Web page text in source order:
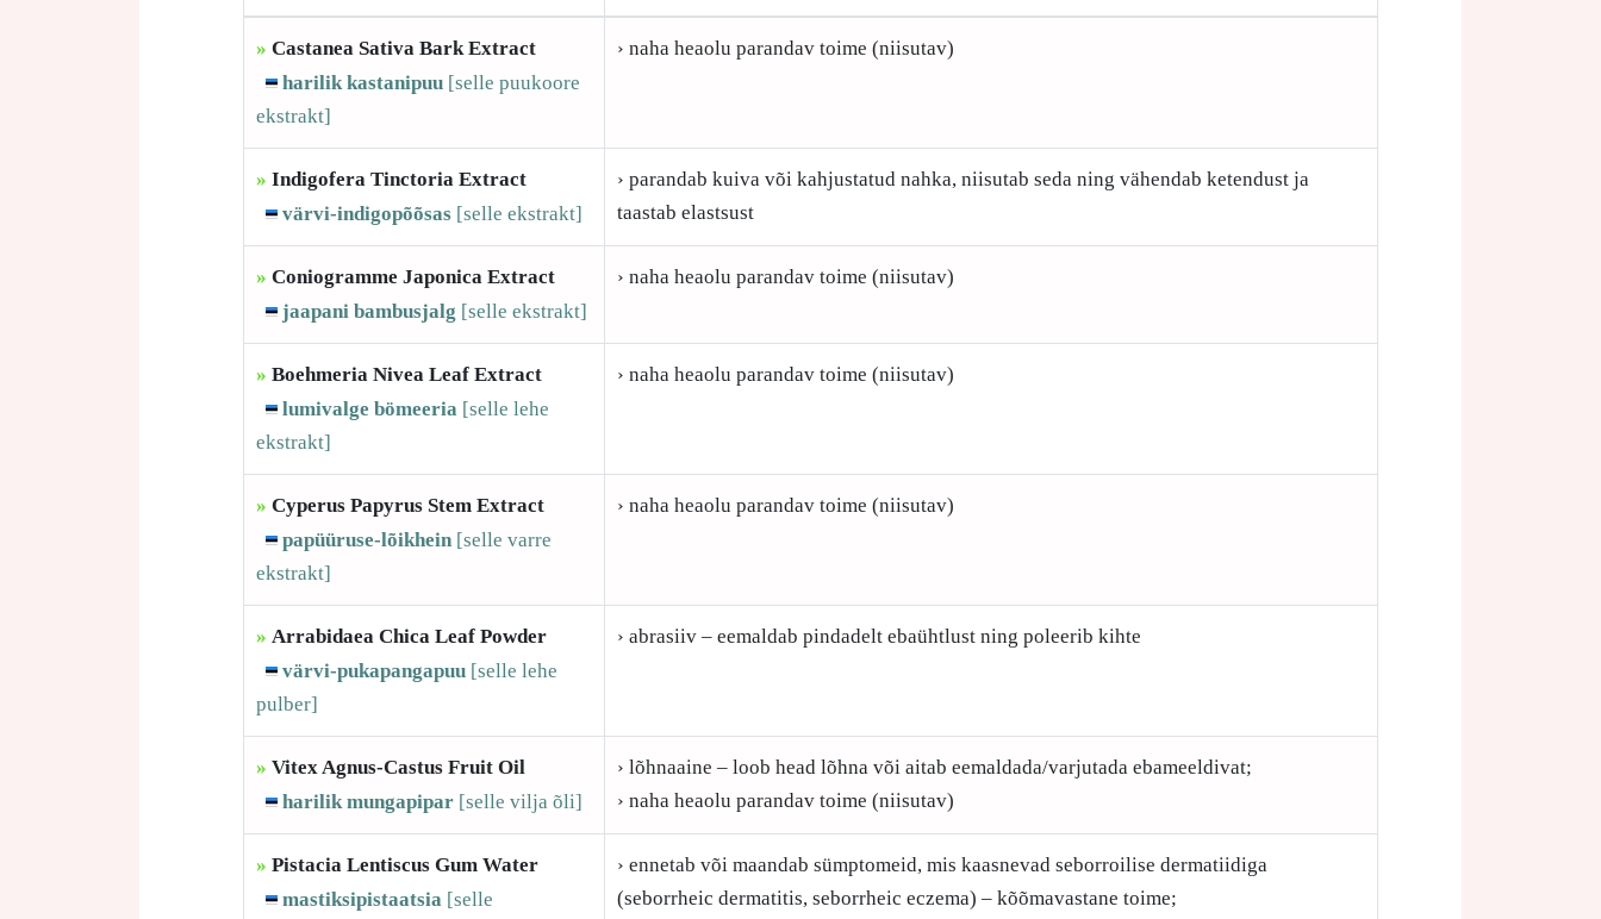
» Castanea Sativa Bark Extract
harilik kastanipuu [selle puukoore
ekstrakt]
› naha heaolu parandav toime (niisutav)
» Indigofera Tinctoria Extract
värvi-indigopõõsas [selle ekstrakt]
› parandab kuiva või kahjustatud nahka, niisutab seda ning vähendab ketendust ja
taastab elastsust
» Coniogramme Japonica Extract
jaapani bambusjalg [selle ekstrakt]
› naha heaolu parandav toime (niisutav)
» Boehmeria Nivea Leaf Extract
lumivalge bömeeria [selle lehe
ekstrakt]
› naha heaolu parandav toime (niisutav)
» Cyperus Papyrus Stem Extract
papüüruse-lõikhein [selle varre
ekstrakt]
› naha heaolu parandav toime (niisutav)
» Arrabidaea Chica Leaf Powder
värvi-pukapangapuu [selle lehe
pulber]
› abrasiiv – eemaldab pindadelt ebaühtlust ning poleerib kihte
» Vitex Agnus-Castus Fruit Oil
harilik mungapipar [selle vilja õli]
› lõhnaaine – loob head lõhna või aitab eemaldada/varjutada ebameeldivat;
› naha heaolu parandav toime (niisutav)
» Pistacia Lentiscus Gum Water
mastiksipistaatsia [selle
› ennetab või maandab sümptomeid, mis kaasnevad seborroilise dermatiidiga
(seborrheic dermatitis, seborrheic eczema) – kõõmavastane toime;